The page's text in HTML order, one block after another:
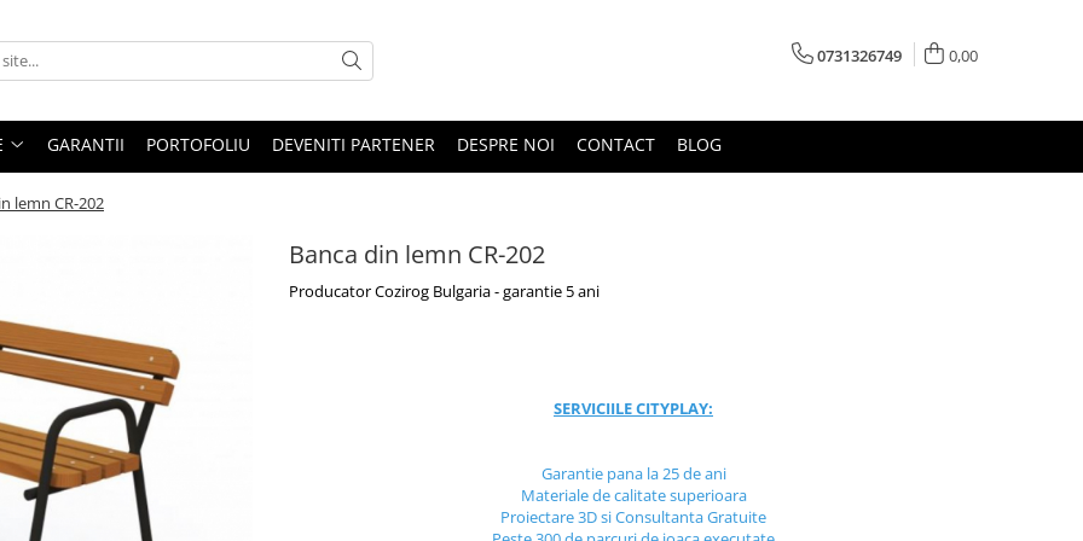
0731326749 0,00
GARANTII PORTOFOLIU DEVENITI PARTENER DESPRE NOI CONTACT BLOG
lemn CR-202
Banca din lemn CR-202
Producator Cozirog Bulgaria - garantie 5 ani
SERVICIILE CITYPLAY:
Garantie pana la 25 de ani
Materiale de calitate superioara
Proiectare 3D si Consultanta Gratuite